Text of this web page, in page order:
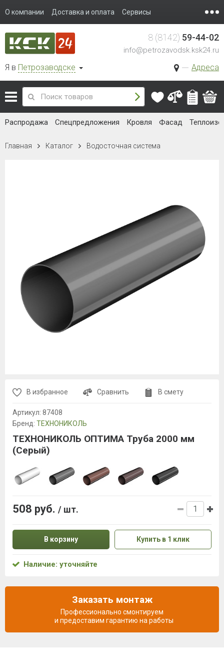
О компании Доставка и оплата Сервисы
Я в Петрозаводске Адреса
8 (8142) 59-44-02
info@petrozavodsk.ksk24.ru
Распродажа Спецпредложения Кровля Фасад
Главная Каталог Водосточная система
В избранное Сравнить В смету
Артикул: 87408
Бренд: ТЕХНОНИКОЛЬ
ТЕХНОНИКОЛЬ ОПТИМА Труба 2000 мм
(Серый)
508 руб. / шт.
В корзину Купить в 1 клик
Наличие: уточняйте
Заказать монтаж
Профессионально смонтируем
и предоставим гарантию на работы